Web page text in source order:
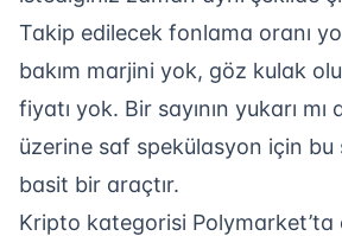
Takip edilecek fonlama oranı
bakım marjini yok, göz kulak
fiyatı yok. Bir sayının yukarı mı
üzerine saf spekülasyon için bu
basit bir araçtır.
Kripto kategorisi Polymarket’ta